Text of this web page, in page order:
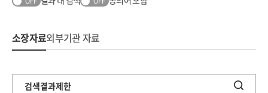
소장자료외부기관 자료
검색결과제한